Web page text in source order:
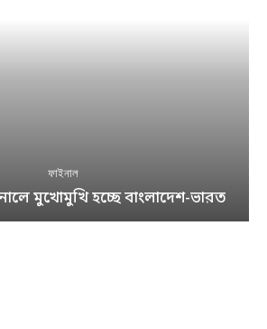
ফাইনাল
মুখোমুখি হচ্ছে বাংলাদেশ-ভারত